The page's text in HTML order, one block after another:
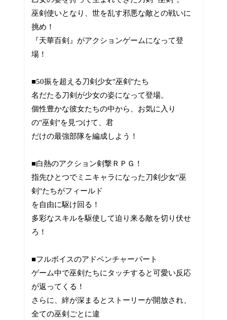
巫剣使いとなり、世を乱す邪悪な敵との戦いに
挑め！
『天華百剣』がアクションゲームになって登
場！
■50振を超える刀剣少女"巫剣"たち
名だたる刀剣が少女の姿になって登場。
個性豊かな彼女たちの中から、お気に入り
の"巫剣"を見つけて、君
だけの最強部隊を編成しよう！
■白熱のアクション剣撃ＲＰＧ！
指先ひとつでミニキャラになった刀剣少女"巫
剣"たちがフィールド
を自由に駆け回る！
多彩なスキルを駆使して迫り来る敵を切り伏せ
ろ！
■フルボイスのアドベンチャーパート
ゲーム中で巫剣たちにタッチすると可愛い反応
が返ってくる！
さらに、絆が深まるとストーリーが開放され、
全ての巫剣ごとに違